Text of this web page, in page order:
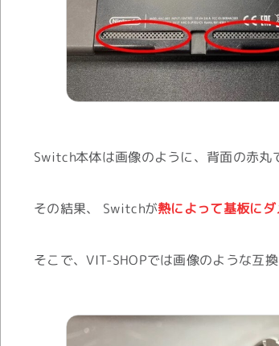
Switch本体は画像のように、背面の赤丸
その結果、 Switchが熱によって基板に
そこで、VIT-SHOPでは画像のような互